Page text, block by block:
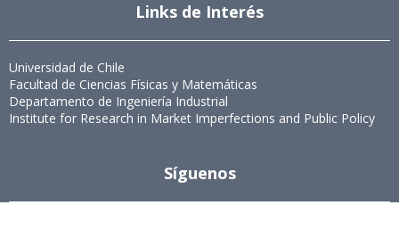
Links de Interés
Universidad de Chile
Facultad de Ciencias Físicas y Matemáticas
Departamento de Ingeniería Industrial
Institute for Research in Market Imperfections and Public Policy
Síguenos